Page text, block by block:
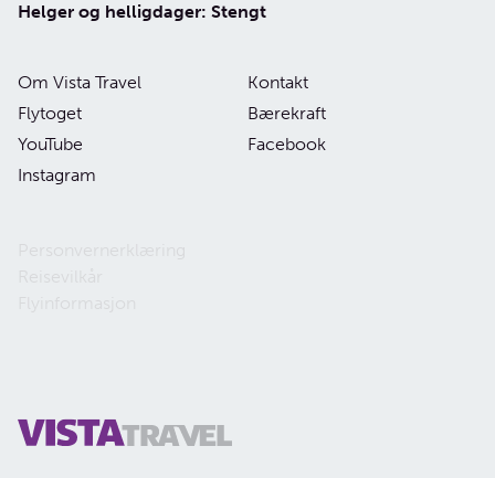
Helger og helligdager: Stengt
Om Vista Travel
Kontakt
Flytoget
Bærekraft
YouTube
Facebook
Instagram